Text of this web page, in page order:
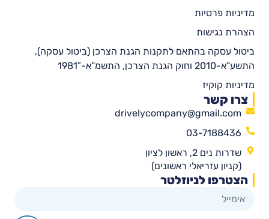
מדיניות פרטיות
הצהרת נגישות
ביטול עסקה בהתאם לתקנות הגנת הצרכן (ביטול עסקה),
התשע”א-2010 וחוק הגנת הצרכן, התשמ”א-1981″
מדיניות קוקיז
צרו קשר
drivelycompany@gmail.com
03-7188436
שדרות נים 2, ראשון לציון
(קניון עזריאלי ראשונים)
הצטרפו לניוזלטר